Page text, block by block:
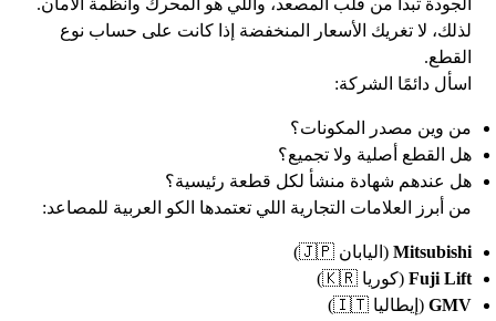
الجودة تبدأ من قلب المصعد، واللي هو المحرك وأنظمة الأمان.
لذلك، لا تغريك الأسعار المنخفضة إذا كانت على حساب نوع
القطع.
اسأل دائمًا الشركة:
من وين مصدر المكونات؟
هل القطع أصلية ولا تجميع؟
هل عندهم شهادة منشأ لكل قطعة رئيسية؟
من أبرز العلامات التجارية اللي تعتمدها الكو العربية للمصاعد:
Mitsubishi (اليابان 🇯🇵)
Fuji Lift (كوريا 🇰🇷)
GMV (إيطاليا 🇮🇹)